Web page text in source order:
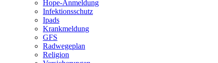
Hope-Anmeldung
Infektionsschutz
Ipads
Krankmeldung
GFS
Radwegeplan
Religion